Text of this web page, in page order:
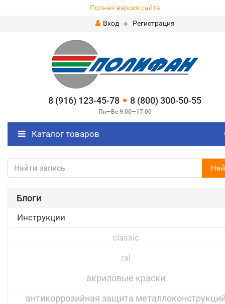
Полная версия сайта
Вход
Регистрация
8 (916) 123-45-78 8 (800) 300-50-55
Пн—Вс 9:00—17:00
Каталог товаров
Блоги
Инструкции
classic
ral
акриловые краски
антикоррозийная защита